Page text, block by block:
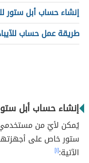
إنشاء حساب أبل ستور
طريقة عمل حساب
إنشاء حساب أبل
يُمكن لأيّ من مستخدمي
ستور خاص على
الآتية:[١]